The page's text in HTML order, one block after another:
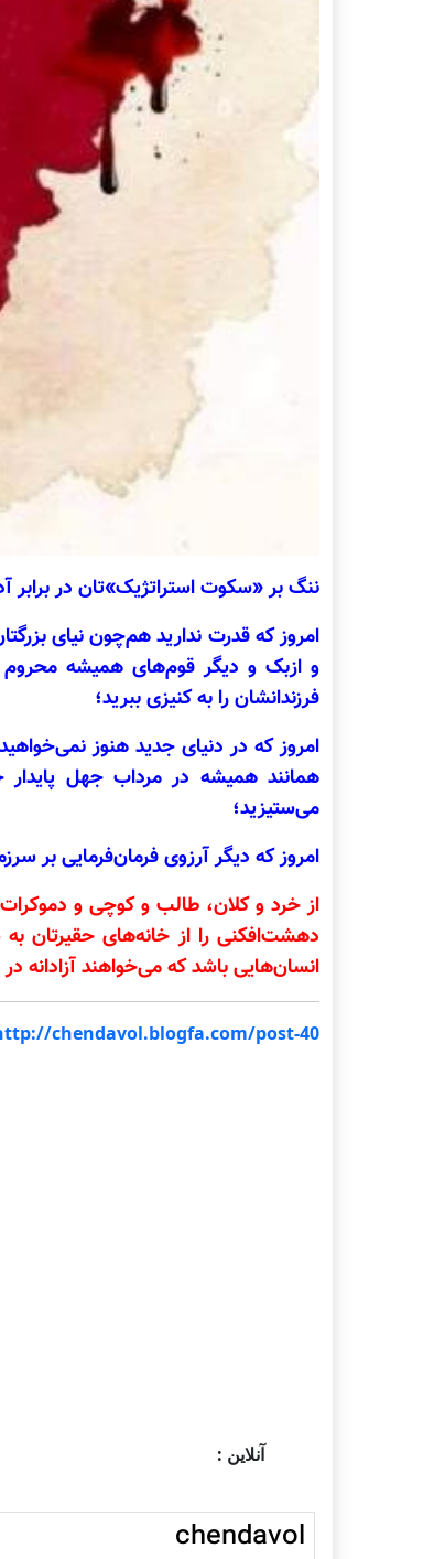
ننگ بر «سکوت استراتژیک‌»تان در
امروز که قدرت ندارید هم‌چون نیای
و ازبک و دیگر قوم‌های همیشه محروم
فرزندانشان را به کنیزی ببرید؛
امروز که در دنیای جدید هنوز
همانند همیشه در مرداب جهل
می‌ستیزید؛
امروز که دیگر آرزوی فرمان‌فرمایی بر
از خرد و کلان، طالب و کوچی و
دهشت‌افکنی را از خانه‌های حقیرتان
انسان‌هایی باشد که می‌خواهند آزادانه
آنلاین :
chendavol.blogfa.com/post-40...
chendavol